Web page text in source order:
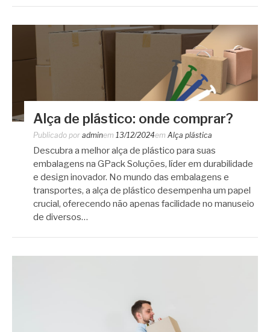
Alça de plástico: onde comprar?
Publicado por adminem 13/12/2024em Alça plástica
Descubra a melhor alça de plástico para suas
embalagens na GPack Soluções, líder em durabilidade
e design inovador. No mundo das embalagens e
transportes, a alça de plástico desempenha um papel
crucial, oferecendo não apenas facilidade no manuseio
de diversos…